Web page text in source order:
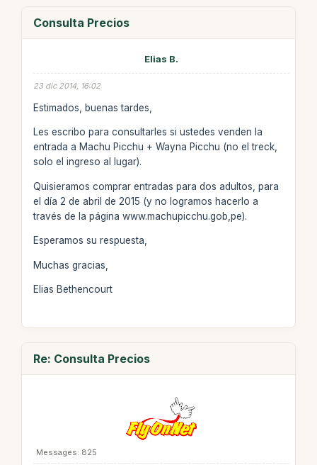
Consulta Precios
Elias B.
23 dic 2014, 16:02
Estimados, buenas tardes,
Les escribo para consultarles si ustedes venden la
entrada a Machu Picchu + Wayna Picchu (no el treck,
solo el ingreso al lugar).
Quisieramos comprar entradas para dos adultos, para
el día 2 de abril de 2015 (y no logramos hacerlo a
través de la página www.machupicchu.gob,pe).
Esperamos su respuesta,
Muchas gracias,
Elias Bethencourt
Re: Consulta Precios
Messages: 825